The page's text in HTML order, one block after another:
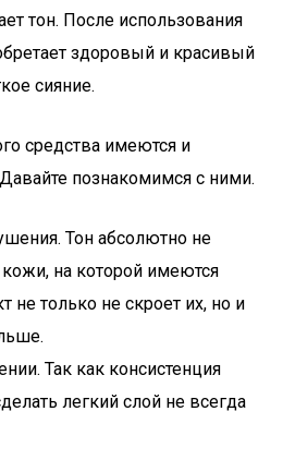
тон. После использования
здоровый и красивый
сияние.
средства имеются и
познакомимся с ними.
Тон абсолютно не
кожи, на которой имеются
не только не скроет их, но и
Так как консистенция
легкий слой не всегда